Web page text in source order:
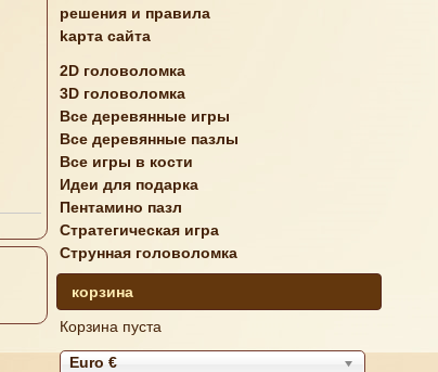
решения и правила
kарта сайта
2D головоломка
3D головоломка
Все деревянные игры
Все деревянные пазлы
Все игры в кости
Идеи для подарка
Пентамино пазл
Стратегическая игра
Струнная головоломка
корзина
Корзина пуста
Euro €